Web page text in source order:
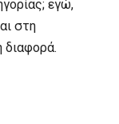
εγώ,
στη
διαφορά.